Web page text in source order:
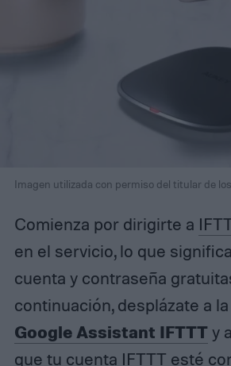
Imagen utilizada con permiso del titular de
Comienza por dirigirte a
en el servicio, lo que
cuenta y contraseña
continuación, desplázate a
Google Assistant IFTTT y
que tu cuenta IFTTT esté